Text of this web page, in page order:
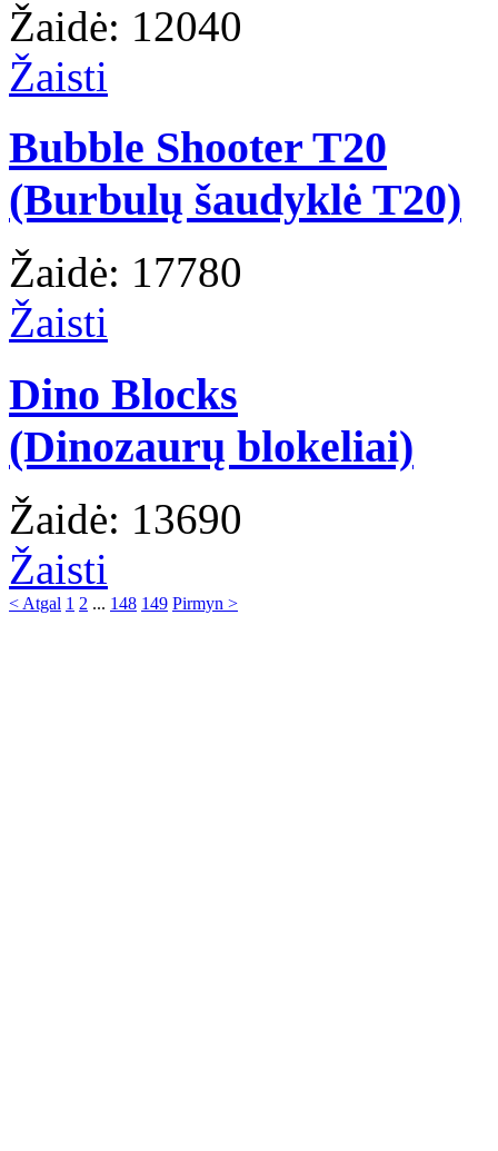
Žaidė: 12040
Žaisti
Bubble Shooter T20
(Burbulų šaudyklė T20)
Žaidė: 17780
Žaisti
Dino Blocks
(Dinozaurų blokeliai)
Žaidė: 13690
Žaisti
< Atgal 1 2 ... 148 149 Pirmyn >